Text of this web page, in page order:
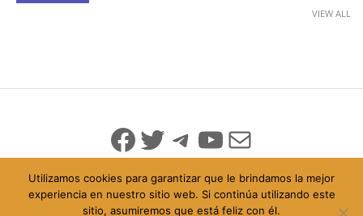
VIEW ALL
Facebook
Twitter
Telegram
YouTube
Mail
© 2026 Todo Derechos Reservados
Utilizamos cookies para garantizar que le brindamos la mejor
experiencia en nuestro sitio web. Si continúa utilizando este
sitio, asumiremos que está feliz con él.